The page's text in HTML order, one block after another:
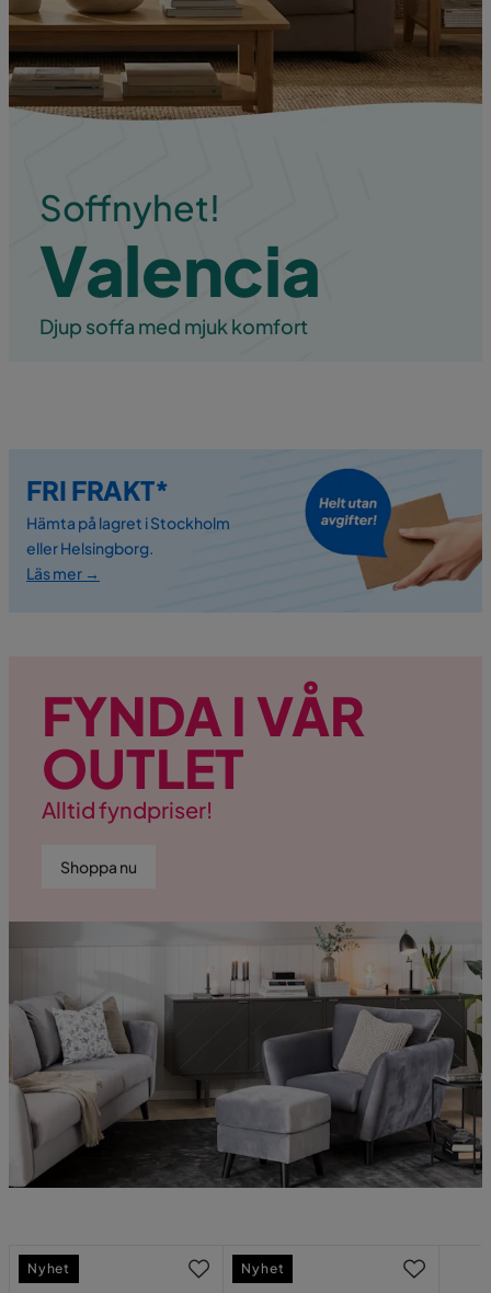
Soffnyhet!
Valencia
Djup soffa med mjuk komfort
FRI FRAKT*
Hämta på lagret i Stockholm
eller Helsingborg.
Läs mer →
FYNDA I VÅR
OUTLET
Alltid fyndpriser!
Shoppa nu
Nyhet Nyhet